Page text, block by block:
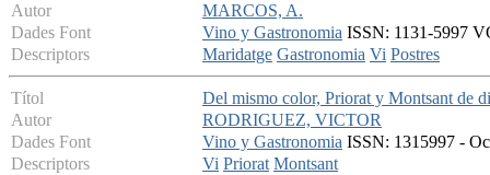
Autor
MARCOS, A.
Dades Font
Vino y Gastronomia ISSN: 1131-5997
Descriptors
Maridatge Gastronomia Vi Postres
Títol
Del mismo color, Priorat y Montsant de
Autor
RODRIGUEZ, VICTOR
Dades Font
Vino y Gastronomia ISSN: 1315997 -
Descriptors
Vi Priorat Montsant